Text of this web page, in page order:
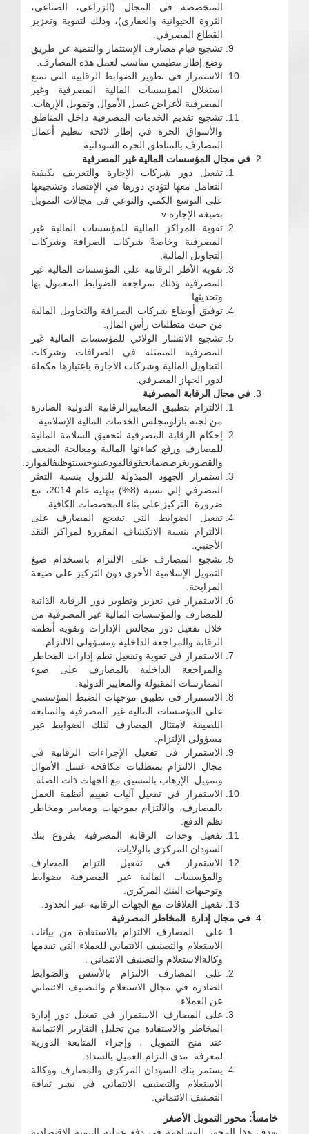
المتخصصة في المجال (الزراعي، الصناعي،
الثروة الحيوانية والعقاري)، وذلك لتقوية وتعزيز
القطاع المصرفي.
تشجيع قيام مصارف الإستثمار والتنمية عن طريق
وضع إطار تنظيمي مناسب لعمل هذه المصارف.
الاستمرار فى تطوير الضوابط الرقابية التي تمنع
استغلال المؤسسات المالية المصرفية وغير
المصرفية لأغراض غسل الأموال وتمويل الإرهاب.
تشجيع تقديم الخدمات المصرفية داخل المناطق
والأسواق الحرة في إطار لائحة تنظيم أعمال
المصارف بالمناطق الحرة السودانية.
في مجال المؤسسات المالية غير المصرفية
تفعيل دور شركات الإجارة والتعريف بكيفية
التعامل معها لتؤدي دورها في الإقتصاد وتشجيعها
على التوسع الكمي والنوعي فى مجالات التمويل
بصيغة الإجارة.v
تقوية المراكز المالية للمؤسسات المالية غير
المصرفية وخاصةً شركات الصرافة وشركات
التحاويل المالية.
تقوية الأطر الرقابية على المؤسسات المالية غير
المصرفية وذلك بمراجعة الضوابط المعمول بها
وتحديثها.
توفيق أوضاع شركات الصرافة والتحاويل المالية
من حيث متطلبات رأس المال.
تشجيع الانتشار الولائي للمؤسسات المالية غير
المصرفية المتمثلة فى الصرافات وشركات
التحاويل المالية وشركات الاجارة باعتبارها مكملة
لدور الجهاز المصرفي.
في مجال الرقابة المصرفية
الالتزام بتطبيق المعاييرالرقابية الدولية الصادرة
من لجنة بازلومجلس الخدمات المالية الإسلامية.
إحكام الرقابة المصرفية لتحقيق السلامة المالية
للمصارف ورفع كفاءتها المالية ومعالجة الضعف
والقصوربغرضضمانحقوقالمودعينوحسنتوظيفالموارد.
استمرار الجهود المبذولة للنزول بنسبة التعثر
المصرفي إلي نسبة (8%) بنهاية عام 2014، مع
ضرورة التركيز علي بناء المخصصات الكافية.
تفعيل الضوابط التي تشجع المصارف على
الالتزام بنسبة الانكشاف المقررة لمراكز النقد
الأجنبي.
تشجيع المصارف على الالتزام باستخدام صيغ
التمويل الإسلامية الأخرى دون التركيز على صيغة
المرابحة.
الاستمرار في تعزيز وتطوير دور الرقابة الذاتية
للمصارف والمؤسسات المالية غير المصرفية من
خلال تفعيل دور مجالس الإدارات وتقوية أنظمة
الرقابة والمراجعة الداخلية ومسؤولي الالتزام.
الاستمرار في تقوية وتفعيل نظم إدارات المخاطر
والمراجعة الداخلية بالمصارف على ضوء
الممارسات المقبولة والمعايير الدولية.
الاستمرار فى تطبيق موجهات الضبط المؤسسي
على المؤسسات المالية غير المصرفية والمتابعة
اللصيقة لامتثال المصارف لتلك الضوابط عبر
مسؤولي الإلتزام.
الاستمرار فى تفعيل الإجراءات الرقابية في
مجال الالتزام بمتطلبات مكافحة غسل الأموال
وتمويل الإرهاب بالتنسيق مع الجهات ذات الصلة.
الاستمرار في تفعيل آليات تقييم أنظمة العمل
بالمصارف، والالتزام بموجهات ومعايير ومخاطر
نظم الدفع.
تفعيل وحدات الرقابة المصرفية بفروع بنك
السودان المركزي بالولايات.
الاستمرار في تفعيل التزام المصارف
والمؤسسات المالية غير المصرفية بضوابط
وتوجيهات البنك المركزي.
تفعيل العلاقات مع الجهات الرقابية عبر الحدود.
في مجال إدارة المخاطر المصرفية
على المصارف الالتزام بالاستفادة من بيانات
الاستعلام والتصنيف الائتماني للعملاء التي تقدمها
وكالةالاستعلام والتصنيف الائتماني .
على المصارف الالتزام بالأسس والضوابط
الصادرة في مجال الاستعلام والتصنيف الائتماني
عن العملاء.
على المصارف الاستمرار في تفعيل دور إدارة
المخاطر والاستفادة من تحليل التقارير الائتمانية
عند منح التمويل ، وإجراء المتابعة الدورية
لمعرفة مدى التزام العميل بالسداد.
يستمر بنك السودان المركزي والمصارف ووكالة
الاستعلام والتصنيف الائتماني في نشر ثقافة
التصنيف الائتماني.
خامساً: محور التمويل الأصغر